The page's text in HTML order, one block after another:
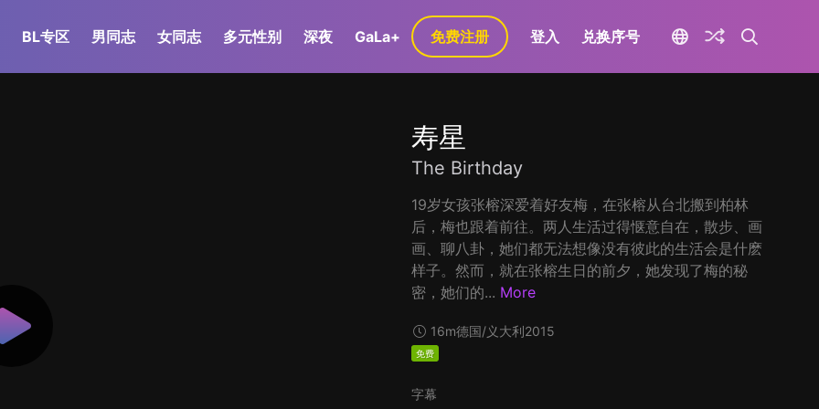
BL专区 男同志 女同志 多元性别 深夜 GaLa+ 免费注册 登入 兑换序号
寿星
The Birthday
19岁女孩张榕深爱着好友梅，在张榕从台北搬到柏林
后，梅也跟着前往。两人生活过得惬意自在，散步、画
画、聊八卦，她们都无法想像没有彼此的生活会是什麽
样子。然而，就在张榕生日的前夕，她发现了梅的秘
密，她们的... More
16m德国/义大利2015
免费
字幕